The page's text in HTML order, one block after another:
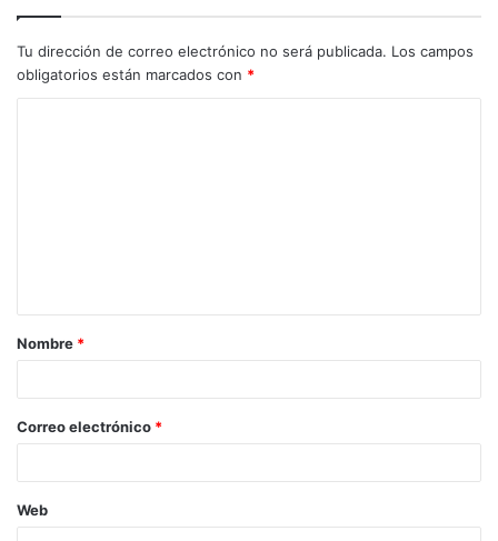
Tu dirección de correo electrónico no será publicada. Los campos
obligatorios están marcados con *
a
r
*
Nombre *
Correo electrónico *
Web